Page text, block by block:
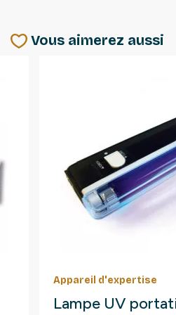
Vous aimerez aussi
Appareil d'expertise
Lampe UV